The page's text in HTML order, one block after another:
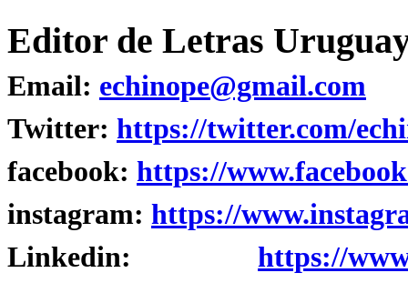
Editor de Letras
Email: echinope@gmail.com
Twitter: https://twitter.com/
facebook: https://
instagram: https://
Linkedin: https://